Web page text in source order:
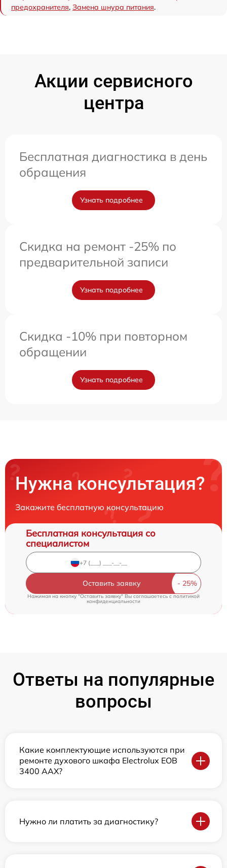
предохранителя, Замена шнура питания.
Акции сервисного
центра
Бесплатная диагностика в день
обращения
Узнать подробнее
Скидка на ремонт -25% по
предварительной записи
Узнать подробнее
Скидка -10% при повторном
обращении
Узнать подробнее
Нужна консультация?
Закажите бесплатную консультацию
Бесплатная консультация со
специалистом
Оставить заявку
Нажимая на кнопку "Оставить заявку" Вы соглашаетесь cполитикой
конфиденциальности
Ответы на популярные
вопросы
Какие комплектующие используются при
ремонте духового шкафа Electrolux EOB
3400 AAX?
Нужно ли платить за диагностику?